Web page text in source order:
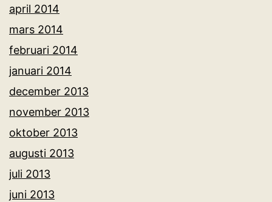
april 2014
mars 2014
februari 2014
januari 2014
december 2013
november 2013
oktober 2013
augusti 2013
juli 2013
juni 2013